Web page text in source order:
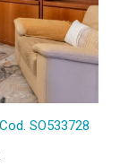
Cod. SO533728